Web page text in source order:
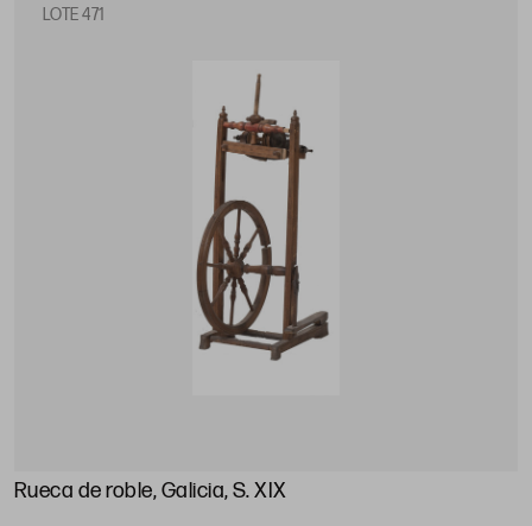
LOTE 471
Rueca de roble, Galicia, S. XIX